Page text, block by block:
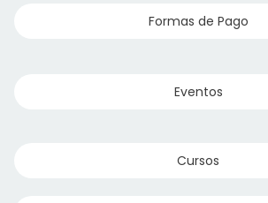
Formas de Pago
Eventos
Cursos